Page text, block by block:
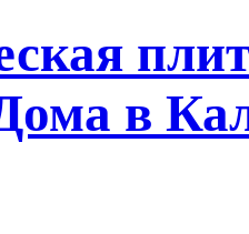
в